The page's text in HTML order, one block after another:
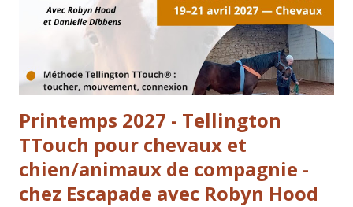
concrètement la vie des animaux… et la relation que nous
construisons avec eux. Nos animaux nous parlent en
Printemps 2027 - Tellington
TTouch pour chevaux et
chien/animaux de compagnie -
chez Escapade avec Robyn Hood